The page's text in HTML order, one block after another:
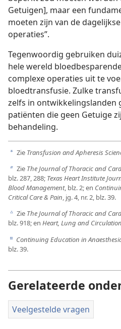
Getuigen], maar een
moeten zijn van de
operaties”.
Tegenwoordig gebruiken
hele wereld
complexe operaties uit te
bloedtransfusie. Zulke
zelfs in ontwikkelingslanden
patiënten die geen Getuige
behandeling.
a Zie Transfusion and Apheresis
b Zie The Journal of Thoracic and
blz. 287, 288; Texas Heart Institute
Blood Management, blz. 2; en
Critical Care & Pain, jg. 4, nr. 2, blz. 39.
c Zie The Journal of Thoracic and
blz. 918; en Heart, Lung and Circulation
d Continuing Education in
blz. 39.
Gerelateerde
Veelgestelde vragen